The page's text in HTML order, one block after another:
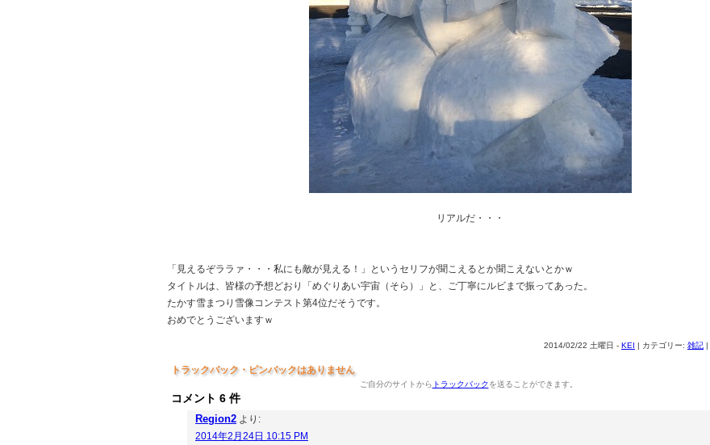
リアルだ・・・
「見えるぞララァ・・・私にも敵が見える！」というセリフが聞こえるとか聞こえないとかｗ
タイトルは、皆様の予想どおり「めぐりあい宇宙（そら）」と、ご丁寧にルビまで振ってあった。
たかす雪まつり雪像コンテスト第4位だそうです。
おめでとうございますｗ
2014/02/22 土曜日 - KEI | カテゴリー: 雑記 |
トラックバック・ピンバックはありません
ご自分のサイトから トラックバックを送ることができます。
コメント 6 件
Region2 より:
2014年2月24日 10:15 PM